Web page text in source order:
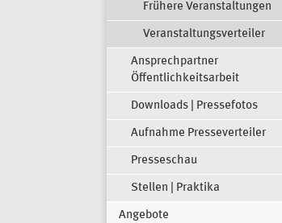
Frühere Veranstaltungen
Veranstaltungsverteiler
Ansprechpartner
Öffentlichkeitsarbeit
Downloads | Pressefotos
Aufnahme Presseverteiler
Presseschau
Stellen | Praktika
Angebote